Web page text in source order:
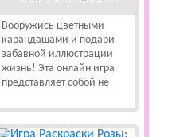
Вооружись цветными
карандашами и подари
забавной иллюстрации
жизнь! Эта онлайн игра
представляет собой не